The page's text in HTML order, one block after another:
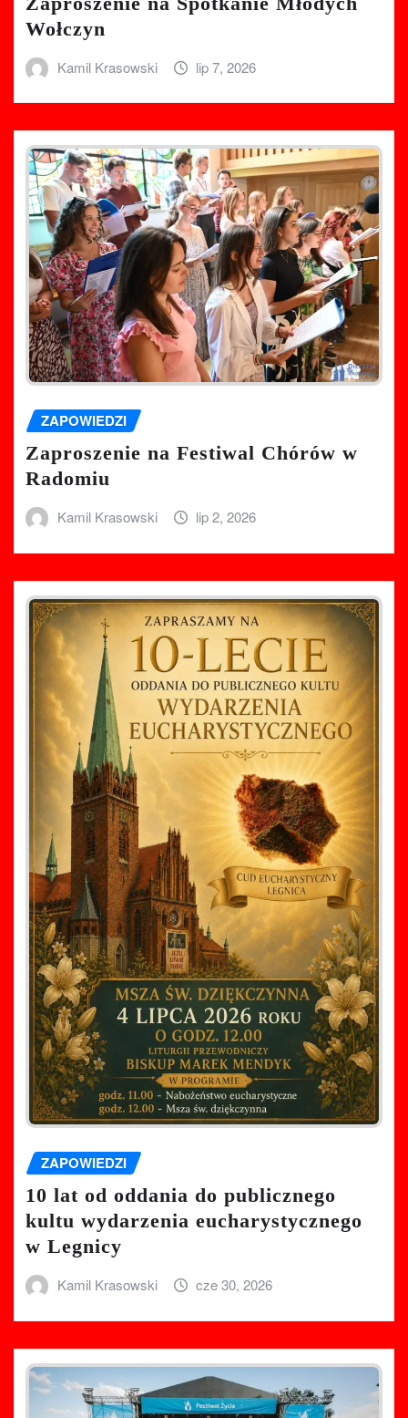
Wołczyn
Kamil Krasowski lip 7, 2026
ZAPOWIEDZI
Zaproszenie na Festiwal Chórów w
Radomiu
Kamil Krasowski lip 2, 2026
ZAPOWIEDZI
10 lat od oddania do publicznego
kultu wydarzenia eucharystycznego
w Legnicy
Kamil Krasowski cze 30, 2026